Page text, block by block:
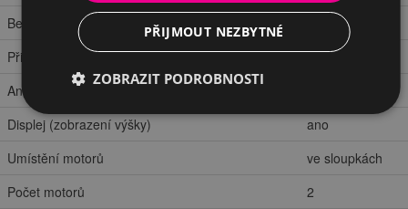
Bezpečnostní ABS hrana
Připomenutí změny polohy
ano
Antikolizní systém
Displej (zobrazení výšky)
ano
Umístění motorů
ve sloupkách
Počet motorů
2
PŘIJMOUT NEZBYTNÉ
ZOBRAZIT PODROBNOSTI